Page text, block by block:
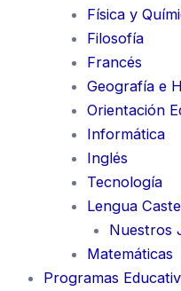
Física y
Filosofía
Francés
Geografía e
Orientación
Informática
Inglés
Tecnología
Lengua
Nuestros
Matemáticas
Programas